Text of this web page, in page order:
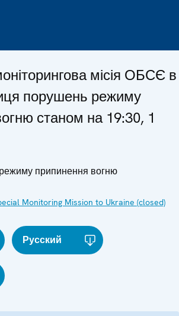
місія ОБСЄ в
порушень режиму
станом на 19:30, 1
припинення вогню
Monitoring Mission to Ukraine (closed)
Русский